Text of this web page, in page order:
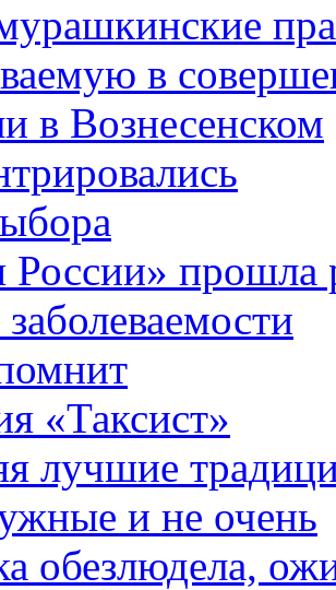
в
в Вознесенском
прошла
«Таксист»
лучшие
и не очень
обезлюдела,